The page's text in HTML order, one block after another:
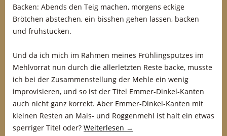
Backen: Abends den Teig machen, morgens eckige
Brötchen abstechen, ein bisshen gehen lassen, backen
und frühstücken.
Und da ich mich im Rahmen meines Frühlingsputzes im
Mehlvorrat nun durch die allerletzten Reste backe, musste
ich bei der Zusammenstellung der Mehle ein wenig
improvisieren, und so ist der Titel Emmer-Dinkel-Kanten
auch nicht ganz korrekt. Aber Emmer-Dinkel-Kanten mit
kleinen Resten an Mais- und Roggenmehl ist halt ein etwas
sperriger Titel oder? Weiterlesen →